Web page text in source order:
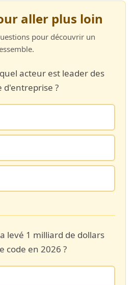
aller plus loin
pour découvrir un
acteur est leader des
d'entreprise ?
levé 1 milliard de dollars
code en 2026 ?